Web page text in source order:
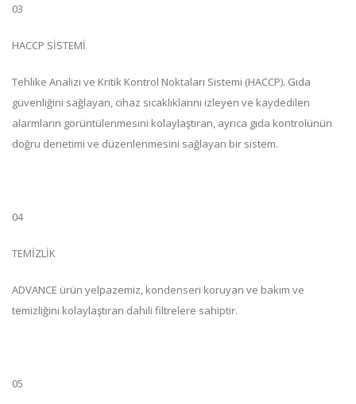
03
HACCP SİSTEMİ
Tehlike Analizi ve Kritik Kontrol Noktaları Sistemi (HACCP). Gıda
güvenliğini sağlayan, cihaz sıcaklıklarını izleyen ve kaydedilen
alarmların görüntülenmesini kolaylaştıran, ayrıca gıda kontrolünün
doğru denetimi ve düzenlenmesini sağlayan bir sistem.
04
TEMİZLİK
ADVANCE ürün yelpazemiz, kondenseri koruyan ve bakım ve
temizliğini kolaylaştıran dahili filtrelere sahiptir.
05